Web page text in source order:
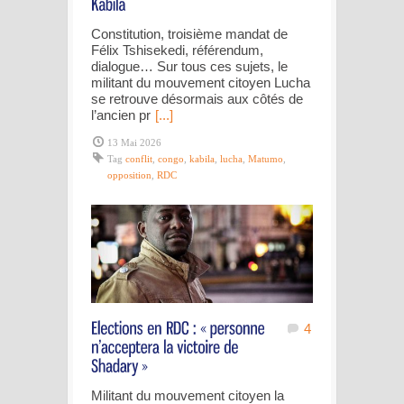
Constitution, troisième mandat de
Félix Tshisekedi, référendum,
dialogue… Sur tous ces sujets, le
militant du mouvement citoyen Lucha
se retrouve désormais aux côtés de
l’ancien pr [...]
13 Mai 2026
Tag conflit congo kabila lucha Matumo
opposition RDC
4
Militant du mouvement citoyen la